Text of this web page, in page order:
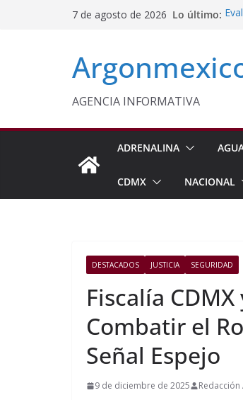
7 de agosto de 2026 Lo último:
AGENCIA INFORMATIVA
ADRENALINA
CDMX NACIONAL
DESTACADOS JUSTICIA SEGURIDAD
Fiscalía
Combatir el
Señal Espejo
9 de diciembre de 2025